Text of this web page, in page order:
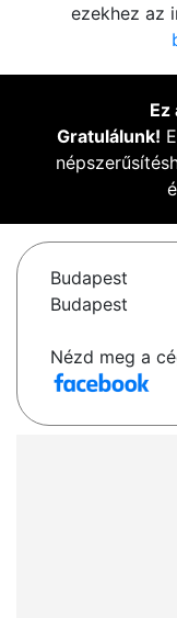
ezekhez az
Ez
Gratulálunk!
Budapest
Budapest
Nézd meg a